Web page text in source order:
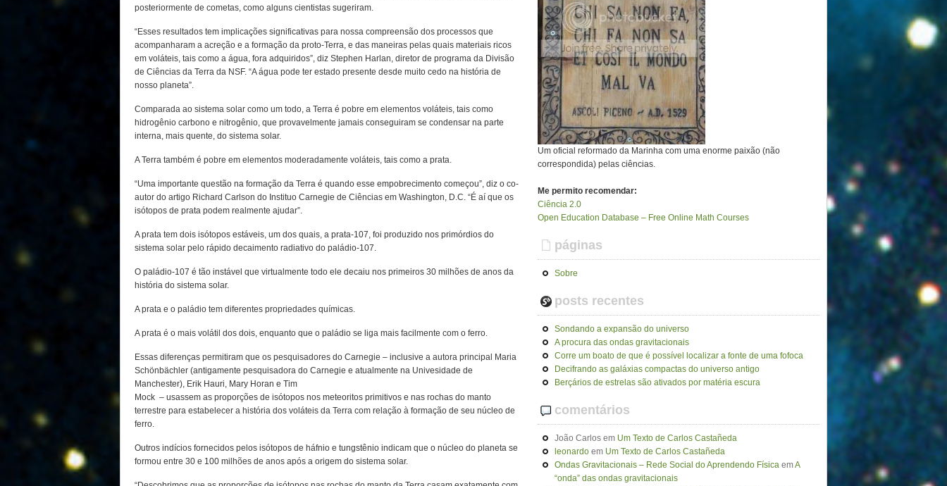
posteriormente de cometas, como alguns cientistas sugeriram.
“Esses resultados tem implicações significativas para nossa compreensão dos processos que
acompanharam a acreção e a formação da proto-Terra, e das maneiras pelas quais materiais ricos
em voláteis, tais como a água, fora adquiridos”, diz Stephen Harlan, diretor de programa da Divisão
de Ciências da Terra da NSF. “A água pode ter estado presente desde muito cedo na história de
nosso planeta”.
Comparada ao sistema solar como um todo, a Terra é pobre em elementos voláteis, tais como
hidrogênio carbono e nitrogênio, que provavelmente jamais conseguiram se condensar na parte
interna, mais quente, do sistema solar.
A Terra também é pobre em elementos moderadamente voláteis, tais como a prata.
“Uma importante questão na formação da Terra é quando esse empobrecimento começou”, diz o co-
autor do artigo Richard Carlson do Instituo Carnegie de Ciências em Washington, D.C. “É aí que os
isótopos de prata podem realmente ajudar”.
A prata tem dois isótopos estáveis, um dos quais, a prata-107, foi produzido nos primórdios do
sistema solar pelo rápido decaimento radiativo do paládio-107.
O paládio-107 é tão instável que virtualmente todo ele decaiu nos primeiros 30 milhões de anos da
história do sistema solar.
A prata e o paládio tem diferentes propriedades químicas.
A prata é o mais volátil dos dois, enquanto que o paládio se liga mais facilmente com o ferro.
Essas diferenças permitiram que os pesquisadores do Carnegie – inclusive a autora principal Maria
Schönbächler (antigamente pesquisadora do Carnegie e atualmente na Univesidade de
Manchester), Erik Hauri, Mary Horan e Tim
Mock – usassem as proporções de isótopos nos meteoritos primitivos e nas rochas do manto
terrestre para estabelecer a história dos voláteis da Terra com relação à formação de seu núcleo de
ferro.
Outros indícios fornecidos pelos isótopos de háfnio e tungstênio indicam que o núcleo do planeta se
formou entre 30 e 100 milhões de anos após a origem do sistema solar.
Um oficial reformado da Marinha com uma enorme paixão (não
correspondida) pelas ciências.
Me permito recomendar:
Ciência 2.0
Open Education Database – Free Online Math Courses
páginas
Sobre
posts recentes
Sondando a expansão do universo
A procura das ondas gravitacionais
Corre um boato de que é possível localizar a fonte de uma fofoca
Decifrando as galáxias compactas do universo antigo
Berçários de estrelas são ativados por matéria escura
comentários
João Carlos em Um Texto de Carlos Castañeda
leonardo em Um Texto de Carlos Castañeda
Ondas Gravitacionais – Rede Social do Aprendendo Física emA
“onda” das ondas gravitacionais